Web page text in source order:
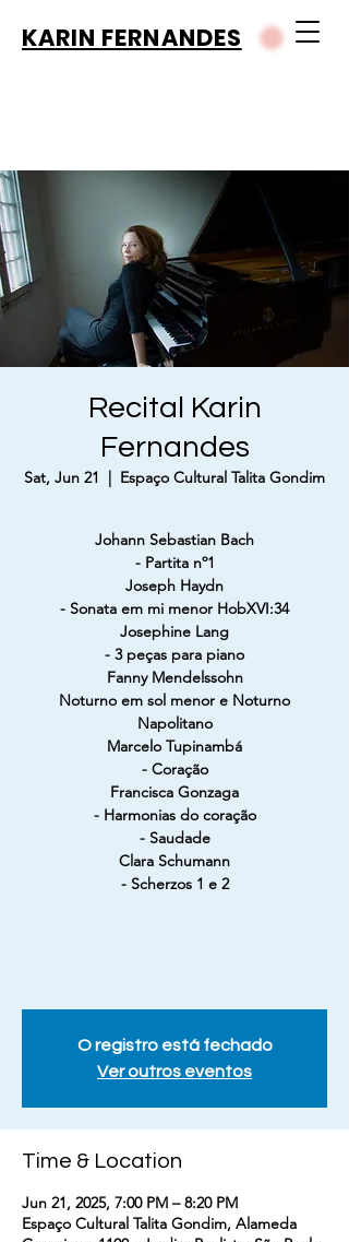
KARIN FERNANDES
Recital Karin
Fernandes
Sat, Jun 21
  |
Espaço Cultural Talita Gondim
Johann Sebastian Bach
- Partita nº1
Joseph Haydn
- Sonata em mi menor HobXVI:34
Josephine Lang
- 3 peças para piano
Fanny Mendelssohn
Noturno em sol menor e Noturno
Napolitano
Marcelo Tupinambá
- Coração
Francisca Gonzaga
- Harmonias do coração
- Saudade
Clara Schumann
- Scherzos 1 e 2
O registro está fechado
Ver outros eventos
Time & Location
Jun 21, 2025, 7:00 PM – 8:20 PM
Espaço Cultural Talita Gondim, Alameda